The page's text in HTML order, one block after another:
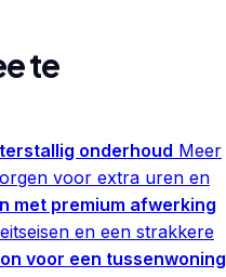
te
onderhoud Meer
voor extra uren en
met premium afwerking
en een strakkere
voor een tussenwoning